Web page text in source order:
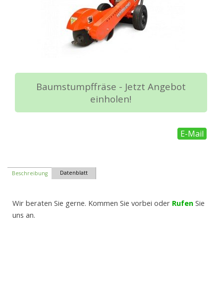
Baumstumpffräse - Jetzt Angebot
einholen!
E-Mail
Beschreibung Datenblatt
Wir beraten Sie gerne. Kommen Sie vorbei oder Rufen Sie
uns an.